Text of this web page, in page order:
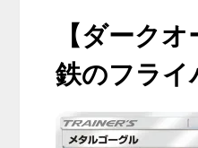
【ダーク
鉄のフライ